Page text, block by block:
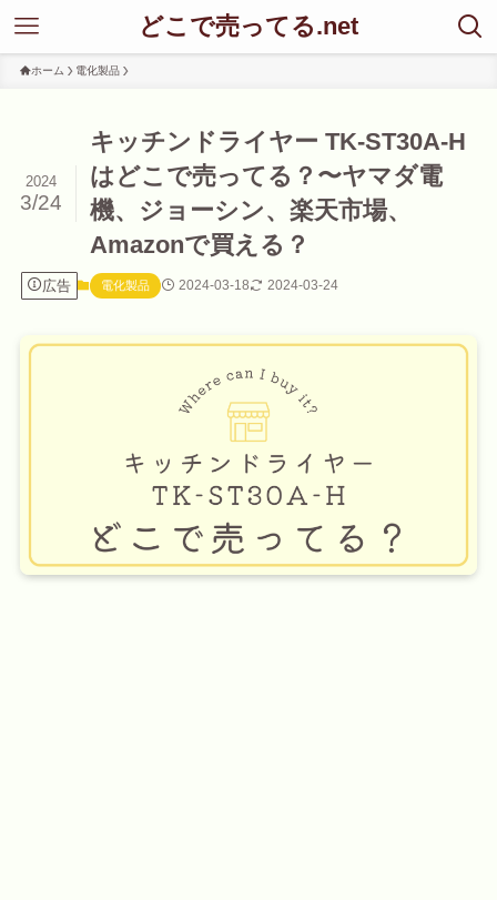
どこで売ってる.net
ホーム 電化製品
キッチンドライヤー TK-ST30A-H
はどこで売ってる？〜ヤマダ電
機、ジョーシン、楽天市場、
Amazonで買える？
2024
3/24
広告 電化製品 2024-03-18 2024-03-24